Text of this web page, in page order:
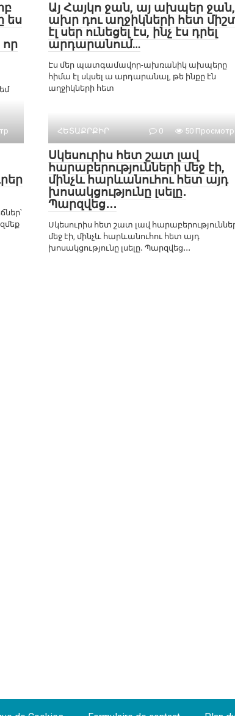
ես
Այ Հայկո ջան, այ ախպեր ջան,
ախր դու աղջիկների հետ
էլ սեր ունեցել էս, ինչ էս դրել
արդարանում…
Էս մեր պատգամավոր-ախռանիկ ախպերը
հիմա էլ սկսել ա արդարանալ, թե ինքը էն
աղջիկների հետ
ՀԵՏԱՔՐՔԻՐ 0 50 Просмотр
Սկեսուրիս հետ շատ լավ
հարաբերությունների մեջ էի,
մինչև հարևանուհու հետ այդ
խոսակցությունը լսելը․
Պարզվեց․․․
Սկեսուրիս հետ շատ լավ
մեջ էի, մինչև հարևանուհու հետ այդ
խոսակցությունը լսելը․ Պարզվեց․․․